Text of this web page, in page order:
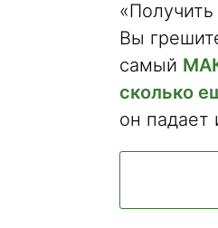
Вы
самый
сколько
он падает